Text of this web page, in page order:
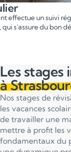
premier cours
pédagogique
le plus adapté en
Les stages
à
Nos stages de
les vacances
de travailler une
mettre à profit les
fondamentaux du